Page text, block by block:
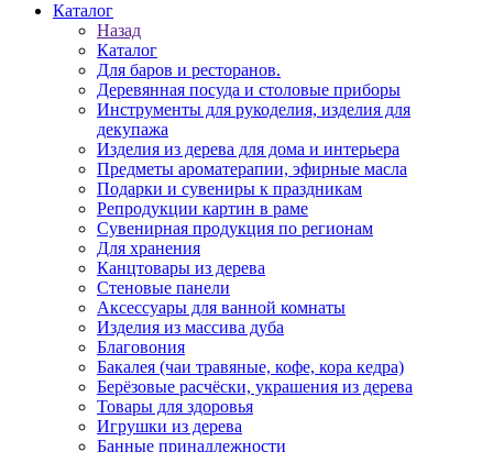
Каталог
Назад
Каталог
Для баров и ресторанов.
Деревянная посуда и столовые приборы
Инструменты для рукоделия, изделия для
декупажа
Изделия из дерева для дома и интерьера
Предметы ароматерапии, эфирные масла
Подарки и сувениры к праздникам
Репродукции картин в раме
Сувенирная продукция по регионам
Для хранения
Канцтовары из дерева
Стеновые панели
Аксессуары для ванной комнаты
Изделия из массива дуба
Благовония
Бакалея (чаи травяные, кофе, кора кедра)
Берёзовые расчёски, украшения из дерева
Товары для здоровья
Игрушки из дерева
Банные принадлежности